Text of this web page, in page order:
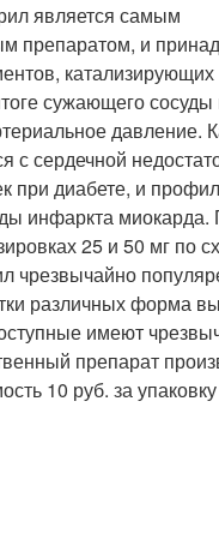
является самым
препаратом, и
сужающего сосуды
давление.
с сердечной
при диабете, и
инфаркта миокарда.
25 и 50 мг по
чрезвычайно
различных форма
имеют
препарат
10 руб. за